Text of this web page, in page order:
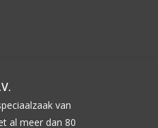
van
al meer dan 80